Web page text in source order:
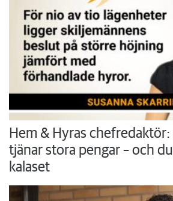
Hem & Hyras
tjänar stora pengar – och
kalaset